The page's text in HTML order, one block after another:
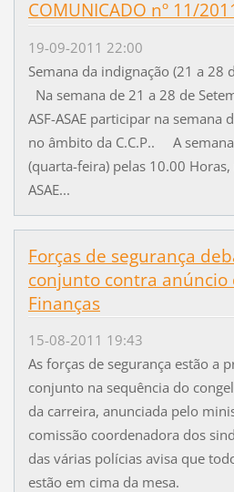
COMUNICADO nº 11/
19-09-2011 22:00
Semana da indignação (21 a 28
Na semana de 21 a 28 de
ASF-ASAE participar na semana
no âmbito da C.C.P.. A
(quarta-feira) pelas 10.00
ASAE...
Forças de segurança
conjunto contra
Finanças
15-08-2011 19:43
As forças de segurança estão a
conjunto na sequência do
da carreira, anunciada pelo
comissão coordenadora dos
das várias polícias avisa que
estão em cima da mesa.